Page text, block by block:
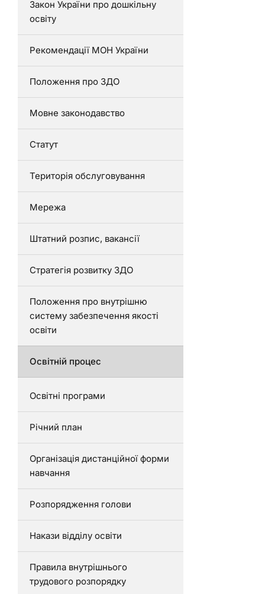
Закон України про дошкільну
освіту
Рекомендації МОН України
Положення про ЗДО
Мовне законодавство
Статут
Територія обслуговування
Мережа
Штатний розпис, вакансії
Стратегія розвитку ЗДО
Положення про внутрішню
систему забезпечення якості
освіти
Освітній процес
Освітні програми
Річний план
Організація дистанційної форми
навчання
Розпорядження голови
Накази відділу освіти
Правила внутрішнього
трудового розпорядку